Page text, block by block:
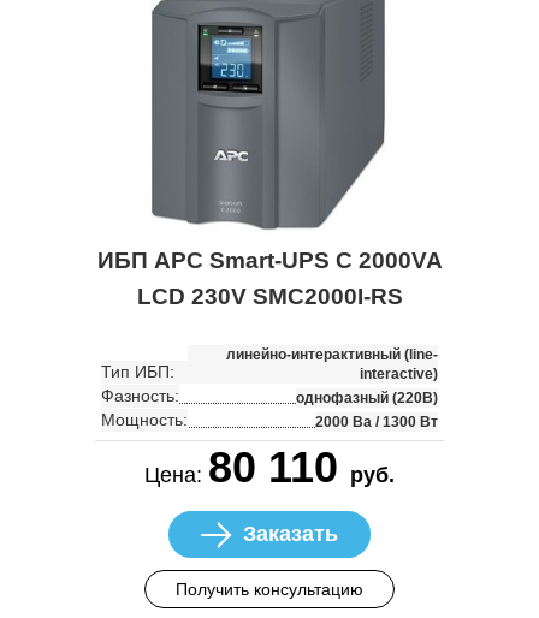
ИБП APC Smart-UPS C 2000VA
LCD 230V SMC2000I-RS
Тип ИБП:
линейно-интерактивный (line-
interactive)
Фазность: однофазный (220В)
Мощность: 2000 Ва / 1300 Вт
Цена: 80 110 руб.
Заказать
Получить консультацию